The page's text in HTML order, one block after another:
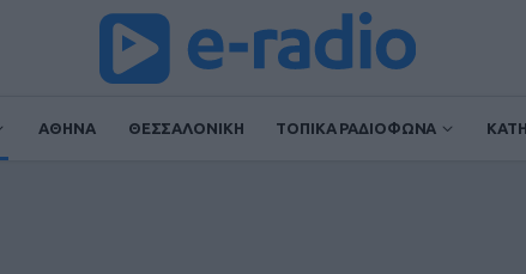
ΑΘΗΝΑ ΘΕΣΣΑΛΟΝΙΚΗ ΤΟΠΙΚΑ ΡΑΔΙΟΦΩΝΑ